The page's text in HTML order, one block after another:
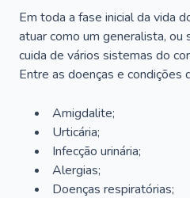
Em toda a fase inicial da vida
atuar como um generalista, ou
cuida de vários sistemas do
Entre as doenças e condições
Amigdalite;
Urticária;
Infecção urinária;
Alergias;
Doenças respiratórias;